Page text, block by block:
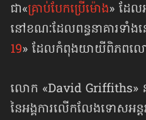
ជា«គ្រាប់បែកប្រើម៉ោង» ដែល
នៅខណៈដែល​ពន្ធនាគារទាំងន
19» ដែលកំពុងយាយីពិភពលោ
លោក «David Griffiths»
នៃអង្គការលើកលែងទោសអន្